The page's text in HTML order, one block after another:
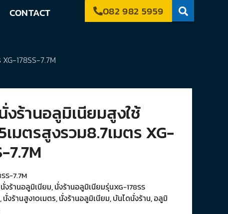
CONTACT 082 982 5959
178SS-7.7M
งร้านอลูมิเนียมสูงใช้
เมตรสูงรวม8.7เมตร XG-
7.7M
7.7M
นั่งร้านอลูมิเนียม,นั่งร้านอลูมิเนียมรุ่นXG-178SS
,นั่งร้านสูง10เมตร,นั่งร้านอลูมิเนียม,บันไดนั่งร้าน,อลูมิ